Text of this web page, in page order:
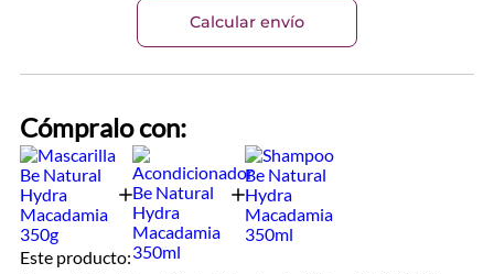
Calcular envío
Cómpralo con:
Este producto: